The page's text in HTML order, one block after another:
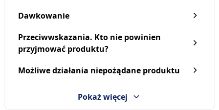
kapsułki twarde, 20 szt.
kaps.twarde, 30 szt
31,09 zł
Dawkowanie
Przeciwwskazania. Kto nie powinien
przyjmować produktu?
Możliwe działania niepożądane produktu
Pokaż więcej